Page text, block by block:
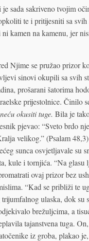
sada sakriveno tvojim
te i pritijesniti sa svih
kamen na kamenu, jer
Njime se pružao prizor
sinovi okupili sa svih
prošarani šatorima
prijestolnice. Činilo
okusiti tuge. Bila je
pjevao: “Sveto brdo
velikog.” (Psalam
sunca osvjetljavale su
kule i tornjića. “Na glasu
ovaj prizor bez
“Kad se približi te
ulaska, dok su
brežuljcima, a
tajanstvena tuga.
iz groba, plakao